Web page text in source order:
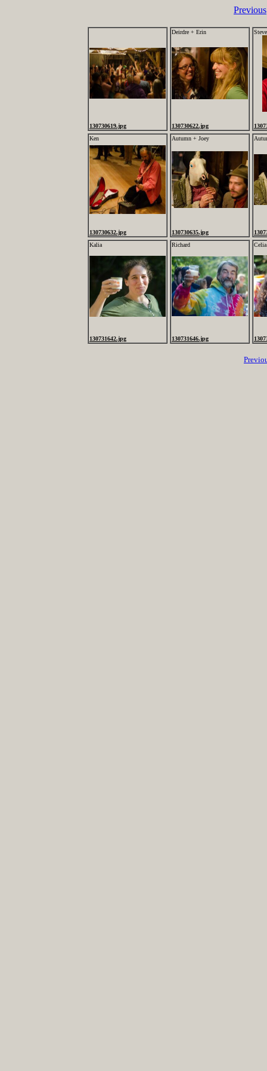
Previous
130730619.jpg
Deirdre + Erin
130730622.jpg
Steve
Ken
130730632.jpg
Autumn + Joey
130730635.jpg
Kalia
130731642.jpg
Richard
130731646.jpg
Celia